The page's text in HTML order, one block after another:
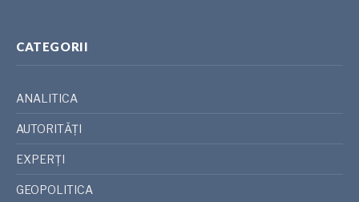
CATEGORII
ANALITICA
AUTORITĂȚI
EXPERȚI
GEOPOLITICA